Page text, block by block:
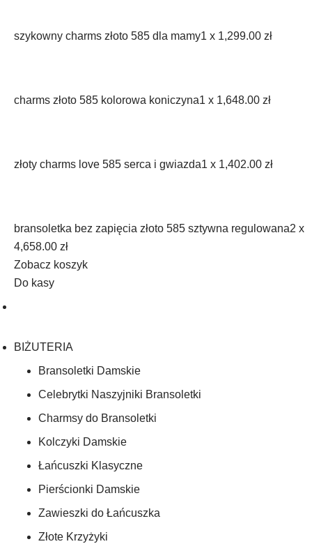
szykowny charms złoto 585 dla mamy1 x 1,299.00 zł
charms złoto 585 kolorowa koniczyna1 x 1,648.00 zł
złoty charms love 585 serca i gwiazda1 x 1,402.00 zł
bransoletka bez zapięcia złoto 585 sztywna regulowana2 x
4,658.00 zł
Zobacz koszyk
Do kasy
BIŻUTERIA
Bransoletki Damskie
Celebrytki Naszyjniki Bransoletki
Charmsy do Bransoletki
Kolczyki Damskie
Łańcuszki Klasyczne
Pierścionki Damskie
Zawieszki do Łańcuszka
Złote Krzyżyki